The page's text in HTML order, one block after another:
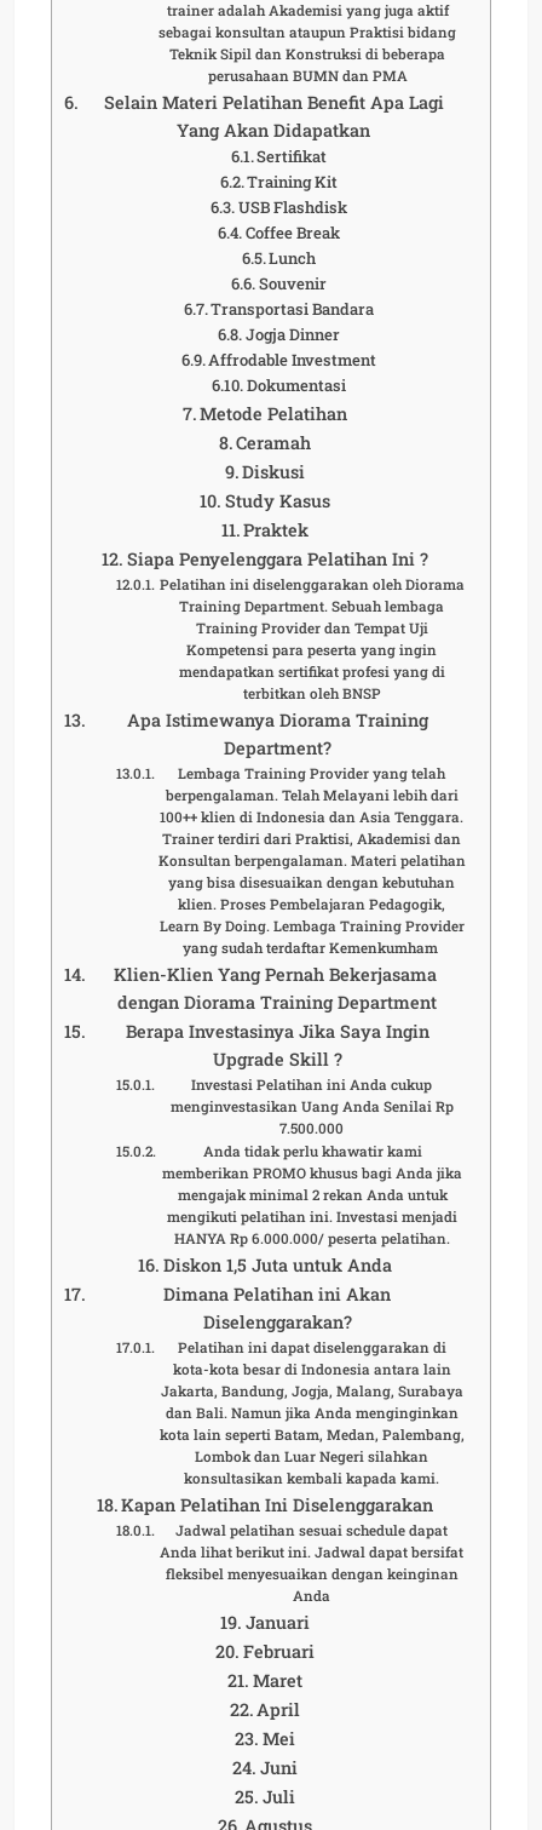
trainer adalah Akademisi yang juga aktif
sebagai konsultan ataupun Praktisi bidang
Teknik Sipil dan Konstruksi di beberapa
perusahaan BUMN dan PMA
Selain Materi Pelatihan Benefit Apa Lagi
Yang Akan Didapatkan
Sertifikat
Training Kit
USB Flashdisk
Coffee Break
Lunch
Souvenir
Transportasi Bandara
Jogja Dinner
Affrodable Investment
Dokumentasi
Metode Pelatihan
Ceramah
Diskusi
Study Kasus
Praktek
Siapa Penyelenggara Pelatihan Ini ?
Pelatihan ini diselenggarakan oleh Diorama
Training Department. Sebuah lembaga
Training Provider dan Tempat Uji
Kompetensi para peserta yang ingin
mendapatkan sertifikat profesi yang di
terbitkan oleh BNSP
Apa Istimewanya Diorama Training
Department?
Lembaga Training Provider yang telah
berpengalaman. Telah Melayani lebih dari
100++ klien di Indonesia dan Asia Tenggara.
Trainer terdiri dari Praktisi, Akademisi dan
Konsultan berpengalaman. Materi pelatihan
yang bisa disesuaikan dengan kebutuhan
klien. Proses Pembelajaran Pedagogik,
Learn By Doing. Lembaga Training Provider
yang sudah terdaftar Kemenkumham
Klien-Klien Yang Pernah Bekerjasama
dengan Diorama Training Department
Berapa Investasinya Jika Saya Ingin
Upgrade Skill ?
Investasi Pelatihan ini Anda cukup
menginvestasikan Uang Anda Senilai Rp
7.500.000
Anda tidak perlu khawatir kami
memberikan PROMO khusus bagi Anda jika
mengajak minimal 2 rekan Anda untuk
mengikuti pelatihan ini. Investasi menjadi
HANYA Rp 6.000.000/ peserta pelatihan.
Diskon 1,5 Juta untuk Anda
Dimana Pelatihan ini Akan
Diselenggarakan?
Pelatihan ini dapat diselenggarakan di
kota-kota besar di Indonesia antara lain
Jakarta, Bandung, Jogja, Malang, Surabaya
dan Bali. Namun jika Anda menginginkan
kota lain seperti Batam, Medan, Palembang,
Lombok dan Luar Negeri silahkan
konsultasikan kembali kapada kami.
Kapan Pelatihan Ini Diselenggarakan
Jadwal pelatihan sesuai schedule dapat
Anda lihat berikut ini. Jadwal dapat bersifat
fleksibel menyesuaikan dengan keinginan
Anda
Januari
Februari
Maret
April
Mei
Juni
Juli